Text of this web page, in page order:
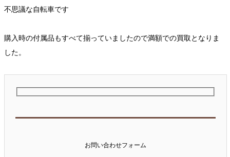
不思議な自転車です
購入時の付属品もすべて揃っていましたので満額での買取となりま
した。
お問い合わせフォーム